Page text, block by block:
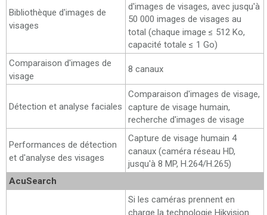
Bibliothèque d'images de
visages
d'images de visages, avec jusqu'à
50 000 images de visages au
total (chaque image ≤ 512 Ko,
capacité totale ≤ 1 Go)
Comparaison d'images de
visage
8 canaux
Détection et analyse faciales
Comparaison d'images de visage,
capture de visage humain,
recherche d'images de visage
Performances de détection
et d'analyse des visages
Capture de visage humain 4
canaux (caméra réseau HD,
jusqu'à 8 MP, H.264/H.265)
AcuSearch
Si les caméras prennent en
charge la technologie Hikvision